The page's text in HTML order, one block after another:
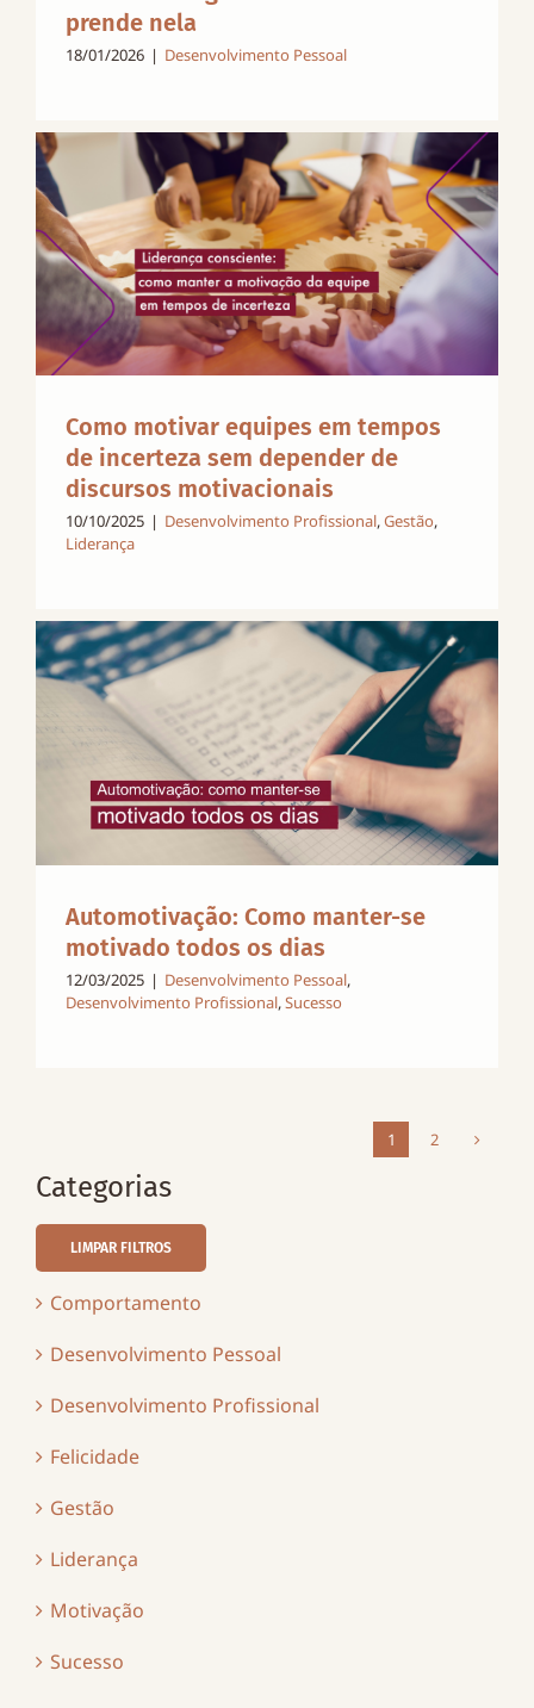
prende nela
18/01/2026 | Desenvolvimento Pessoal
Como motivar equipes em tempos
de incerteza sem depender de
discursos motivacionais
10/10/2025 | Desenvolvimento Profissional,Gestão,
Liderança
Automotivação: Como manter-se
motivado todos os dias
12/03/2025 | Desenvolvimento Pessoal,
Desenvolvimento Profissional,Sucesso
1 2
Categorias
LIMPAR FILTROS
Comportamento
Desenvolvimento Pessoal
Desenvolvimento Profissional
Felicidade
Gestão
Liderança
Motivação
Sucesso